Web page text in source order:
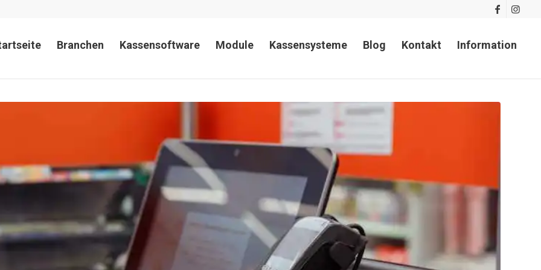
Branchen Kassensoftware Module Kassensysteme Blog Kontakt Information